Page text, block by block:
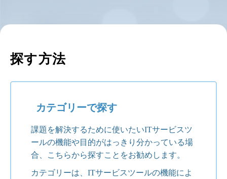
探す方法
カテゴリーで探す
課題を解決するために使いたいITサービスツ
ールの機能や目的がはっきり分かっている場
合、こちらから探すことをお勧めします。
カテゴリーは、ITサービスツールの機能によ